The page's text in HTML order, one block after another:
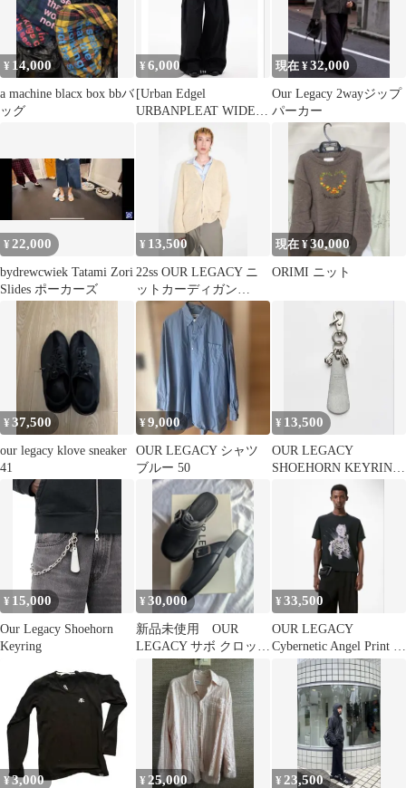
¥ 14,000
a machine blacx box bbバ
ッグ
¥ 6,000
[Urban Edgel
URBANPLEAT WIDE
現在 ¥32,000
Our Legacy 2wayジップ
パーカー
¥ 22,000
bydrewcwiek Tatami Zori
Slides ポーカーズ
¥ 13,500
22ss OUR LEGACY ニ
ットカーディガン
BEIGE FAUX CORD
現在 ¥30,000
ORIMI ニット
¥37,500
our legacy klove sneaker
41
¥9,000
OUR LEGACY シャツ
ブルー 50
¥ 13,500
OUR LEGACY
SHOEHORN KEYRING
キーリング
¥ 15,000
Our Legacy Shoehorn
Keyring
¥30,000
新品未使用 OUR
LEGACY サボ クロッグ
サンダル ブラック
¥33,500
OUR LEGACY
Cybernetic Angel Print ア
ワレガシー
¥3,000 ¥ 25,000 ¥ 23,500